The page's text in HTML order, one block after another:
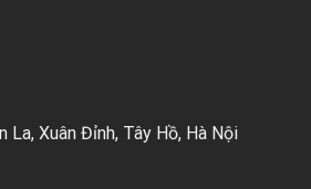
La, Xuân Đỉnh, Tây Hồ, Hà Nội